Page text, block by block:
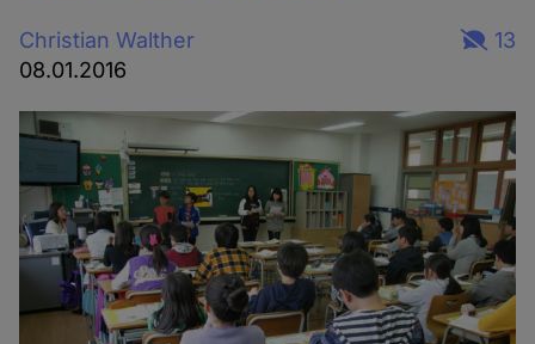
Christian Walther
08.01.2016
13